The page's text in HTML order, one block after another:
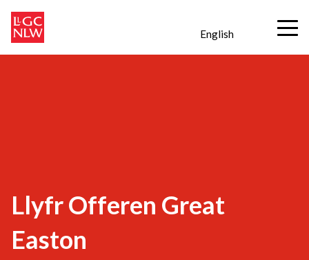
English
Llyfr Offeren Great
Easton